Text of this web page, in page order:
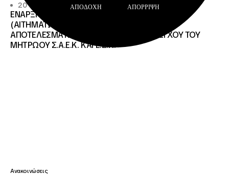
20 · 07 · 2026
ΕΝΑΡΞΗ ΔΙΑΔΙΚΑΣΙΑΣ ΥΠΟΒΟΛΗΣ ΕΝΣΤΑΣΕΩΝ
(ΑΙΤΗΜΑΤΩΝ ΕΠΑΝΕΛΕΓΧΟΥ) ΕΠΙ ΤΩΝ
ΑΠΟΤΕΛΕΣΜΑΤΩΝ ΤΟΥ ΔΙΟΙΚΗΤΙΚΟΥ ΕΛΕΓΧΟΥ ΤΟΥ
ΜΗΤΡΩΟΥ Σ.Α.Ε.Κ. ΚΑΙ Ε.Σ.Κ.»
Ανακοινώσεις
ΑΠΟΔΟΧΉ ΑΠΌΡΡΙΨΗ